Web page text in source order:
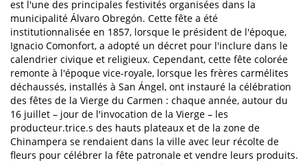
est l'une des principales festivités organisées dans la
municipalité Álvaro Obregón. Cette fête a été
institutionnalisée en 1857, lorsque le président de l'époque,
Ignacio Comonfort, a adopté un décret pour l'inclure dans le
calendrier civique et religieux. Cependant, cette fête colorée
remonte à l'époque vice-royale, lorsque les frères carmélites
déchaussés, installés à San Ángel, ont instauré la célébration
des fêtes de la Vierge du Carmen : chaque année, autour du
16 juillet – jour de l'invocation de la Vierge – les
producteur.trice.s des hauts plateaux et de la zone de
Chinampera se rendaient dans la ville avec leur récolte de
fleurs pour célébrer la fête patronale et vendre leurs produits.